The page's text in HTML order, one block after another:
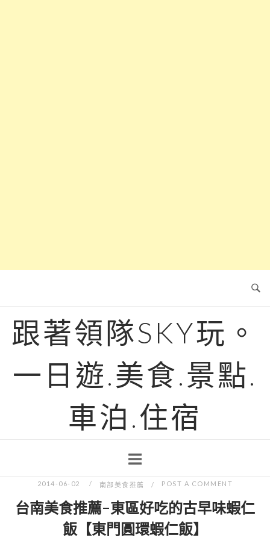
跟著領隊SKY玩。
一日遊.美食.景點.
車泊.住宿
2014-06-02 南部美食推薦 POST A COMMENT
台南美食推薦-東區好吃的古早味蝦仁
飯【東門圓環蝦仁飯】